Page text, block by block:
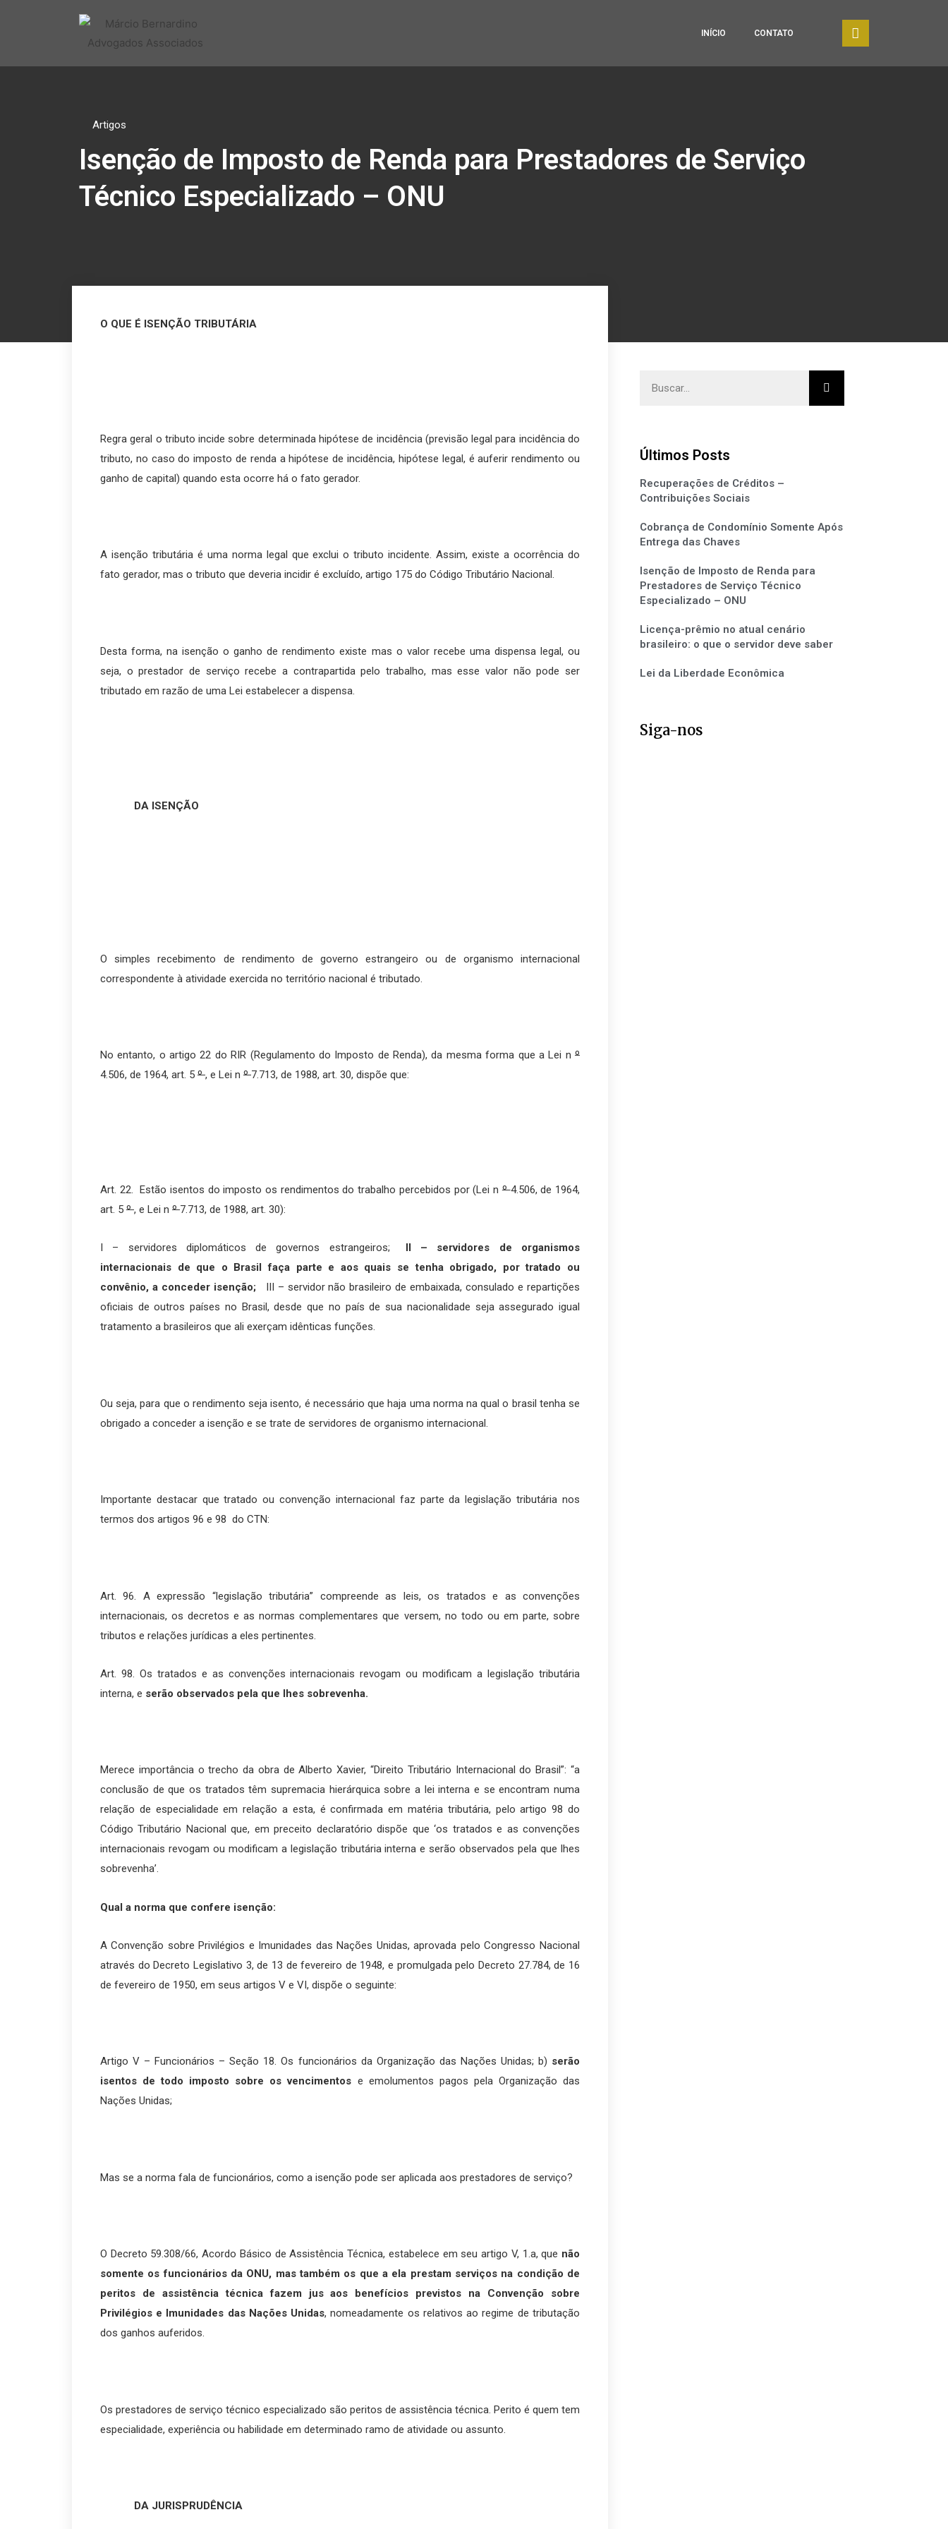
INÍCIO CONTATO
Artigos
Isenção de Imposto de Renda para Prestadores de Serviço
Técnico Especializado – ONU
O QUE É ISENÇÃO TRIBUTÁRIA
Regra geral o tributo incide sobre determinada hipótese de incidência (previsão legal para incidência do
tributo, no caso do imposto de renda a hipótese de incidência, hipótese legal, é auferir rendimento ou
ganho de capital) quando esta ocorre há o fato gerador.
A isenção tributária é uma norma legal que exclui o tributo incidente. Assim, existe a ocorrência do
fato gerador, mas o tributo que deveria incidir é excluído, artigo 175 do Código Tributário Nacional.
Desta forma, na isenção o ganho de rendimento existe mas o valor recebe uma dispensa legal, ou
seja, o prestador de serviço recebe a contrapartida pelo trabalho, mas esse valor não pode ser
tributado em razão de uma Lei estabelecer a dispensa.
DA ISENÇÃO
O simples recebimento de rendimento de governo estrangeiro ou de organismo internacional
correspondente à atividade exercida no território nacional é tributado.
No entanto, o artigo 22 do RIR (Regulamento do Imposto de Renda), da mesma forma que a Lei n º
4.506, de 1964, art. 5 º, e Lei n º7.713, de 1988, art. 30, dispõe que:
Art. 22. Estão isentos do imposto os rendimentos do trabalho percebidos por (Lei nº4.506, de 1964,
art. 5 º, e Lei n º7.713, de 1988, art. 30):
I – servidores diplomáticos de governos estrangeiros; II – servidores de organismos
internacionais de que o Brasil faça parte e aos quais se tenha obrigado, por tratado ou
convênio, a conceder isenção; III – servidor não brasileiro de embaixada, consulado e repartições
oficiais de outros países no Brasil, desde que no país de sua nacionalidade seja assegurado igual
tratamento a brasileiros que ali exerçam idênticas funções.
Ou seja, para que o rendimento seja isento, é necessário que haja uma norma na qual o brasil tenha se
obrigado a conceder a isenção e se trate de servidores de organismo internacional.
Importante destacar que tratado ou convenção internacional faz parte da legislação tributária nos
termos dos artigos 96 e 98 do CTN:
Art. 96. A expressão “legislação tributária” compreende as leis, os tratados e as convenções
internacionais, os decretos e as normas complementares que versem, no todo ou em parte, sobre
tributos e relações jurídicas a eles pertinentes.
Art. 98. Os tratados e as convenções internacionais revogam ou modificam a legislação tributária
interna, e serão observados pela que lhes sobrevenha.
Merece importância o trecho da obra de Alberto Xavier, “Direito Tributário Internacional do Brasil”: “a
conclusão de que os tratados têm supremacia hierárquica sobre a lei interna e se encontram numa
relação de especialidade em relação a esta, é confirmada em matéria tributária, pelo artigo 98 do
Código Tributário Nacional que, em preceito declaratório dispõe que ‘os tratados e as convenções
internacionais revogam ou modificam a legislação tributária interna e serão observados pela que lhes
sobrevenha’.
Qual a norma que confere isenção:
A Convenção sobre Privilégios e Imunidades das Nações Unidas, aprovada pelo Congresso Nacional
através do Decreto Legislativo 3, de 13 de fevereiro de 1948, e promulgada pelo Decreto 27.784, de 16
de fevereiro de 1950, em seus artigos V e VI, dispõe o seguinte:
Artigo V – Funcionários – Seção 18. Os funcionários da Organização das Nações Unidas; b) serão
isentos de todo imposto sobre os vencimentos e emolumentos pagos pela Organização das
Nações Unidas;
Mas se a norma fala de funcionários, como a isenção pode ser aplicada aos prestadores de serviço?
O Decreto 59.308/66, Acordo Básico de Assistência Técnica, estabelece em seu artigo V, 1.a, que não
somente os funcionários da ONU, mas também os que a ela prestam serviços na condição de
peritos de assistência técnica fazem jus aos benefícios previstos na Convenção sobre
Privilégios e Imunidades das Nações Unidas, nomeadamente os relativos ao regime de tributação
dos ganhos auferidos.
Os prestadores de serviço técnico especializado são peritos de assistência técnica. Perito é quem tem
especialidade, experiência ou habilidade em determinado ramo de atividade ou assunto.
DA JURISPRUDÊNCIA
Últimos Posts
Recuperações de Créditos –
Contribuições Sociais
Cobrança de Condomínio Somente Após
Entrega das Chaves
Isenção de Imposto de Renda para
Prestadores de Serviço Técnico
Especializado – ONU
Licença-prêmio no atual cenário
brasileiro: o que o servidor deve saber
Lei da Liberdade Econômica
Siga-nos